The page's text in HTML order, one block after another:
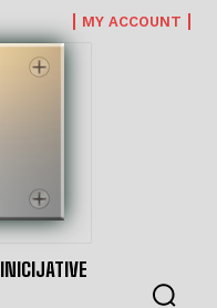
MY ACCOUNT
INICIJATIVE